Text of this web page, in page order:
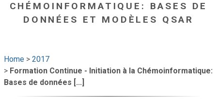
CHÉMOINFORMATIQUE: BASES DE
DONNÉES ET MODÈLES QSAR
Home > 2017
> Formation Continue - Initiation à la Chémoinformatique:
Bases de données [...]